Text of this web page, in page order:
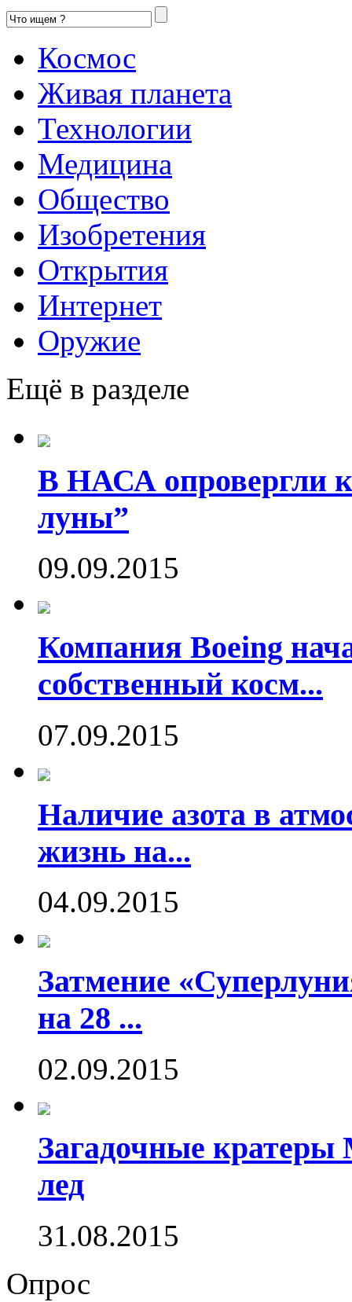
Космос
Живая планета
Технологии
Медицина
Общество
Изобретения
Открытия
Интернет
Оружие
Ещё в разделе
В НАСА опровергли
луны”
09.09.2015
Компания Boeing
собственный косм...
07.09.2015
Наличие азота в
жизнь на...
04.09.2015
Затмение
на 28 ...
02.09.2015
Загадочные
лед
31.08.2015
Опрос